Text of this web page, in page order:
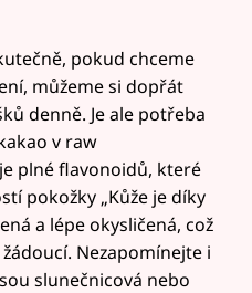
pokud chceme
můžeme si dopřát
denně. Je ale potřeba
v raw
plné flavonoidů, které
pokožky „Kůže je díky
a lépe okysličená, což
Nezapomínejte i
slunečnicová nebo